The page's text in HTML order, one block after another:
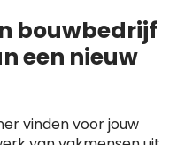
bouwbedrijf
een nieuw
vinden voor jouw